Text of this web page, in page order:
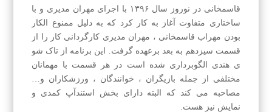
قاسمخانی در نوروز سال ۱۳۹۶ با اجرای مهران مدیری و با
ساختاری متفاوت آغاز به کار کرد که به دلیل ممنوع الکار
بودن مهراب قاسمخانی ، مهران مدیری کارگردانی کار را از
قسمت سیزدهم به بعد برعهده گرفت. این برنامه از تاک شو
ی هندی الگوبرداری شده است در هر قسمت با مهمانان
مختلفی از جمله بازیگران ، خوانندگان ، ورزشکاران و…
مصاحبه می کند که البته دارای بخش استندآپ کمدی و
نمایش نیز هست.